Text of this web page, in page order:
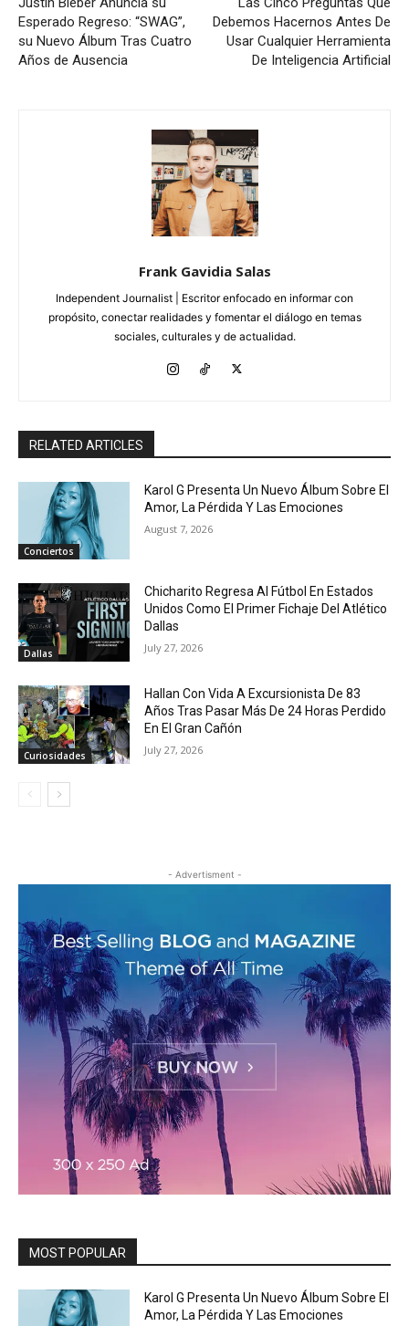
Esperado Regreso: “SWAG”,
su Nuevo Álbum Tras Cuatro
Años de Ausencia
Debemos Hacernos Antes De
Usar Cualquier Herramienta
De Inteligencia Artificial
Frank Gavidia Salas
Independent Journalist | Escritor enfocado en informar con
propósito, conectar realidades y fomentar el diálogo en temas
sociales, culturales y de actualidad.
RELATED ARTICLES
Conciertos
Karol G Presenta Un Nuevo Álbum Sobre El
Amor, La Pérdida Y Las Emociones
August 7, 2026
Dallas
Chicharito Regresa Al Fútbol En Estados
Unidos Como El Primer Fichaje Del Atlético
Dallas
July 27, 2026
Curiosidades
Hallan Con Vida A Excursionista De 83
Años Tras Pasar Más De 24 Horas Perdido
En El Gran Cañón
July 27, 2026
- Advertisment -
MOST POPULAR
Karol G Presenta Un Nuevo Álbum Sobre El
Amor, La Pérdida Y Las Emociones